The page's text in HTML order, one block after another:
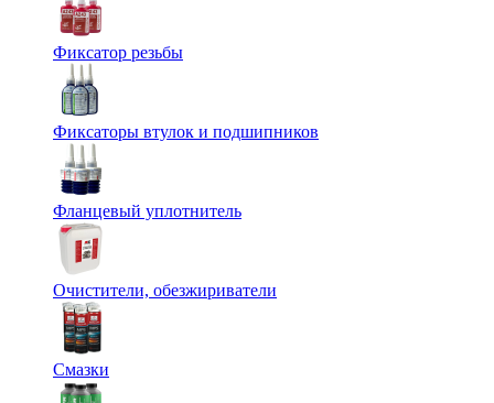
Фиксатор резьбы
Фиксаторы втулок и подшипников
Фланцевый уплотнитель
Очистители, обезжириватели
Смазки